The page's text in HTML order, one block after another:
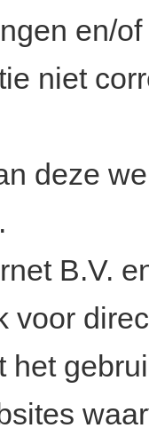
en/
niet
deze
B.V.
voor
het